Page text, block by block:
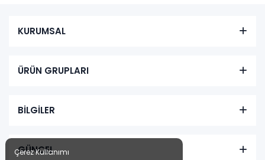
KURUMSAL
ÜRÜN GRUPLARI
BİLGİLER
GÜNCEL
Çerez Kullanımı